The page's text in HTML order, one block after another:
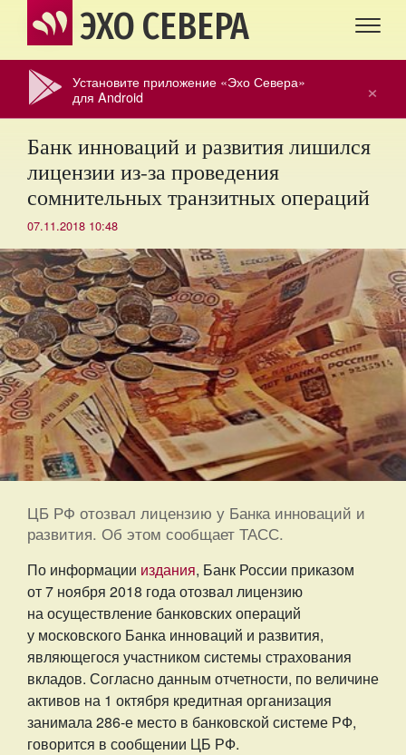
ЭХО СЕВЕРА
×
Установите приложение «Эхо Севера»
для Android
Банк инноваций и развития лишился
лицензии из-за проведения
сомнительных транзитных операций
07.11.2018 10:48
ЦБ РФ отозвал лицензию у Банка инноваций и
развития. Об этом сообщает ТАСС.
По информации издания, Банк России приказом
от 7 ноября 2018 года отозвал лицензию
на осуществление банковских операций
у московского Банка инноваций и развития,
являющегося участником системы страхования
вкладов. Согласно данным отчетности, по величине
активов на 1 октября кредитная организация
занимала 286-е место в банковской системе РФ,
говорится в сообщении ЦБ РФ.